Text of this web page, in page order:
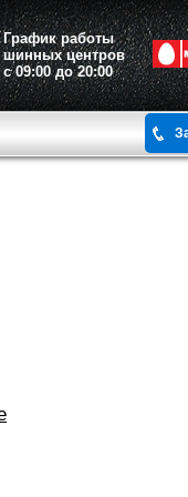
График работы
шинных центров
с 09:00 до 20:00